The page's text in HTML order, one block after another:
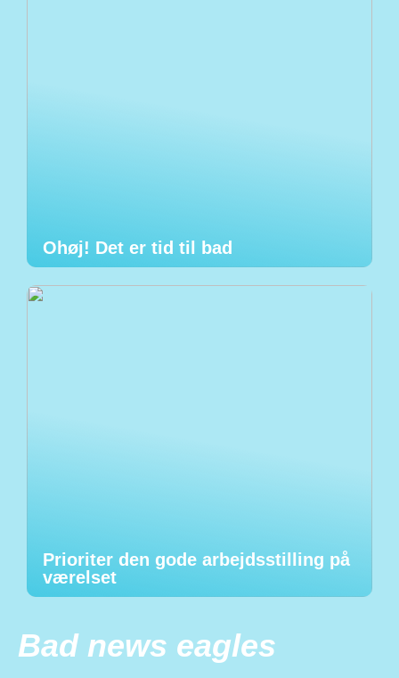
Ohøj! Det er tid til bad
Prioriter den gode arbejdsstilling på
værelset
Bad news eagles